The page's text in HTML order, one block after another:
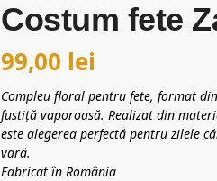
Costum fete
99,00 lei
Compleu floral pentru fete, format
fustiță vaporoasă. Realizat din
este alegerea perfectă pentru zilele
vară.
Fabricat în România